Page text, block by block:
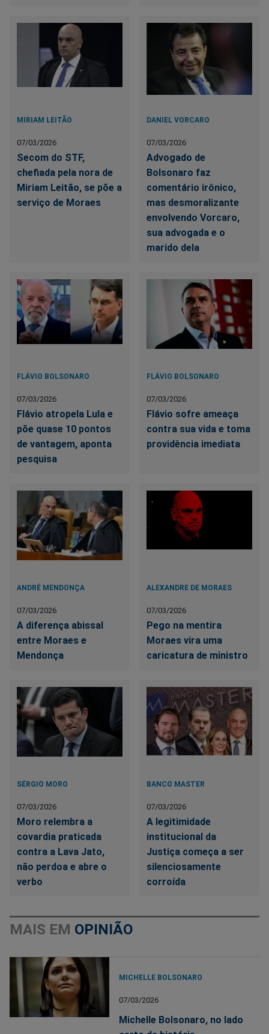
MIRIAM LEITÃO
07/03/2026
Secom do STF,
chefiada pela nora de
Miriam Leitão, se põe a
serviço de Moraes
DANIEL VORCARO
07/03/2026
Advogado de
Bolsonaro faz
comentário irônico,
mas desmoralizante
envolvendo Vorcaro,
sua advogada e o
marido dela
FLÁVIO BOLSONARO
07/03/2026
Flávio atropela Lula e
põe quase 10 pontos
de vantagem, aponta
pesquisa
FLÁVIO BOLSONARO
07/03/2026
Flávio sofre ameaça
contra sua vida e toma
providência imediata
ANDRÉ MENDONÇA
07/03/2026
A diferença abissal
entre Moraes e
Mendonça
ALEXANDRE DE MORAES
07/03/2026
Pego na mentira
Moraes vira uma
caricatura de ministro
SÉRGIO MORO
07/03/2026
Moro relembra a
covardia praticada
contra a Lava Jato,
não perdoa e abre o
verbo
BANCO MASTER
07/03/2026
A legitimidade
institucional da
Justiça começa a ser
silenciosamente
corroída
MAIS EM OPINIÃO
MICHELLE BOLSONARO
07/03/2026
Michelle Bolsonaro, no lado